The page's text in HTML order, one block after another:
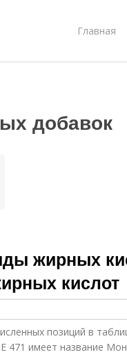
Главная
добавок
жирных
кислот
позиций в
471 имеет название